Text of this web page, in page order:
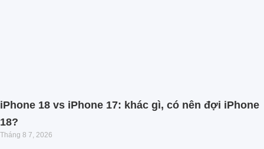
iPhone 18 vs iPhone 17: khác gì, có nên đợi iPhone
18?
Tháng 8 7, 2026